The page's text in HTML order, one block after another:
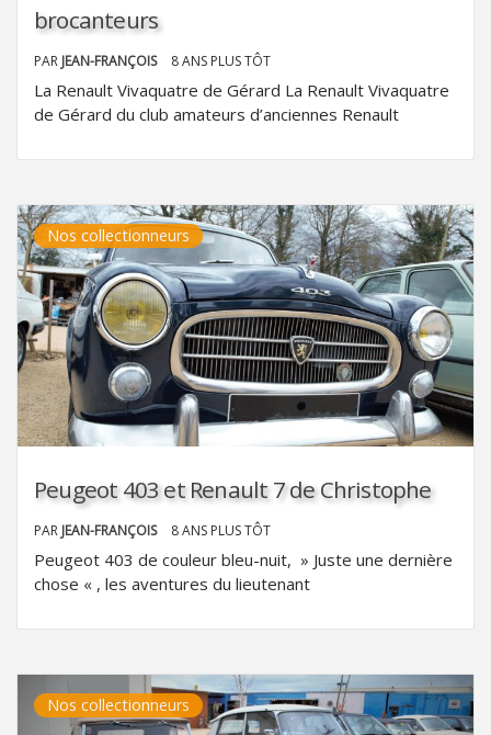
brocanteurs
PAR JEAN-FRANÇOIS 8 ANS PLUS TÔT
La Renault Vivaquatre de Gérard La Renault Vivaquatre
de Gérard du club amateurs d’anciennes Renault
Nos collectionneurs
Peugeot 403 et Renault 7 de Christophe
PAR JEAN-FRANÇOIS 8 ANS PLUS TÔT
Peugeot 403 de couleur bleu-nuit, » Juste une dernière
chose « , les aventures du lieutenant
Nos collectionneurs